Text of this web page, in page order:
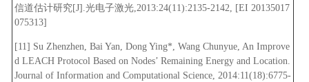
信道估计研究[J].光电子激光,2013:24(11):2135-2142, [EI 20135017
075313]
[11] Su Zhenzhen, Bai Yan, Dong Ying*, Wang Chunyue, An Improve
d LEACH Protocol Based on Nodes’ Remaining Energy and Location.
Journal of Information and Computational Science, 2014:11(18):6775-